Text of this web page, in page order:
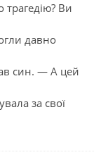
Ви
давно
син. — А цей
за свої